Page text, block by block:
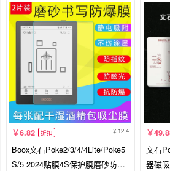
6.82 折扣 12.4
Boox文石Poke2/3/4/4Lite/Poke5
S/5 2024贴膜4S保护膜磨砂防反
文石
器磁